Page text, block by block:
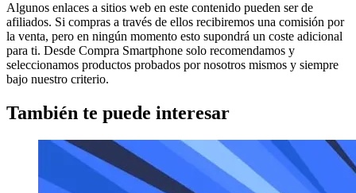
Algunos enlaces a sitios web en este contenido pueden ser de
afiliados. Si compras a través de ellos recibiremos una comisión por
la venta, pero en ningún momento esto supondrá un coste adicional
para ti. Desde Compra Smartphone solo recomendamos y
seleccionamos productos probados por nosotros mismos y siempre
bajo nuestro criterio.
También te puede interesar